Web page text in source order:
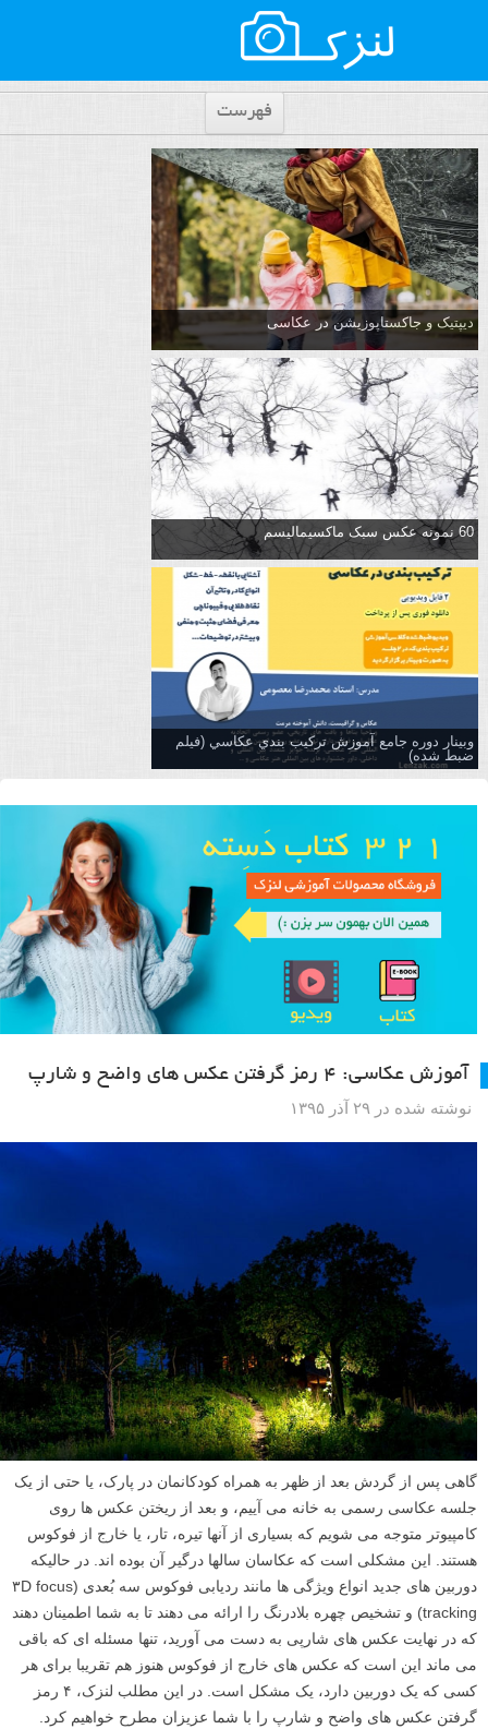
فهرست
دیپتیک و جاکستا‌پوزیشن در عکاسی
60 نمونه عکس سبک ماکسیمالیسم
وبینار دوره جامع آموزش تركيب بندي عكاسي (فیلم
ضبط شده)
آموزش عکاسی: ۴ رمز گرفتن عکس های واضح و شارپ
نوشته شده در ۲۹ آذر ۱۳۹۵
گاهی پس از گردش بعد از ظهر به همراه کودکانمان در پارک، یا حتی از یک
جلسه عکاسی رسمی به خانه می آییم، و بعد از ریختن عکس ها روی
کامپیوتر متوجه می شویم که بسیاری از آنها تیره، تار، یا خارج از فوکوس
هستند. این مشکلی است که عکاسان سالها درگیر آن بوده اند. در حالیکه
دوربین های جدید انواع ویژگی ها مانند ردیابی فوکوس سه بُعدی (۳D focus
tracking) و تشخیص چهره بلادرنگ را ارائه می دهند تا به شما اطمینان دهند
که در نهایت عکس های شارپی به دست می آورید، تنها مسئله ای که باقی
می ماند این است که عکس های خارج از فوکوس هنوز هم تقریبا برای هر
کسی که یک دوربین دارد، یک مشکل است. در این مطلب لنزک، ۴ رمز
گرفتن عکس های واضح و شارپ را با شما عزیزان مطرح خواهیم کرد.